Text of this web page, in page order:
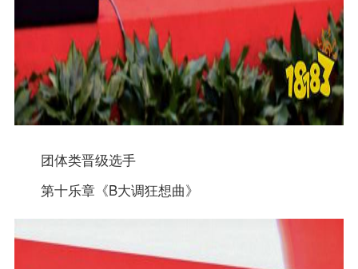
团体类晋级选手
第十乐章《B大调狂想曲》